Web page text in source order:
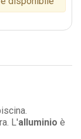
L'alluminio è